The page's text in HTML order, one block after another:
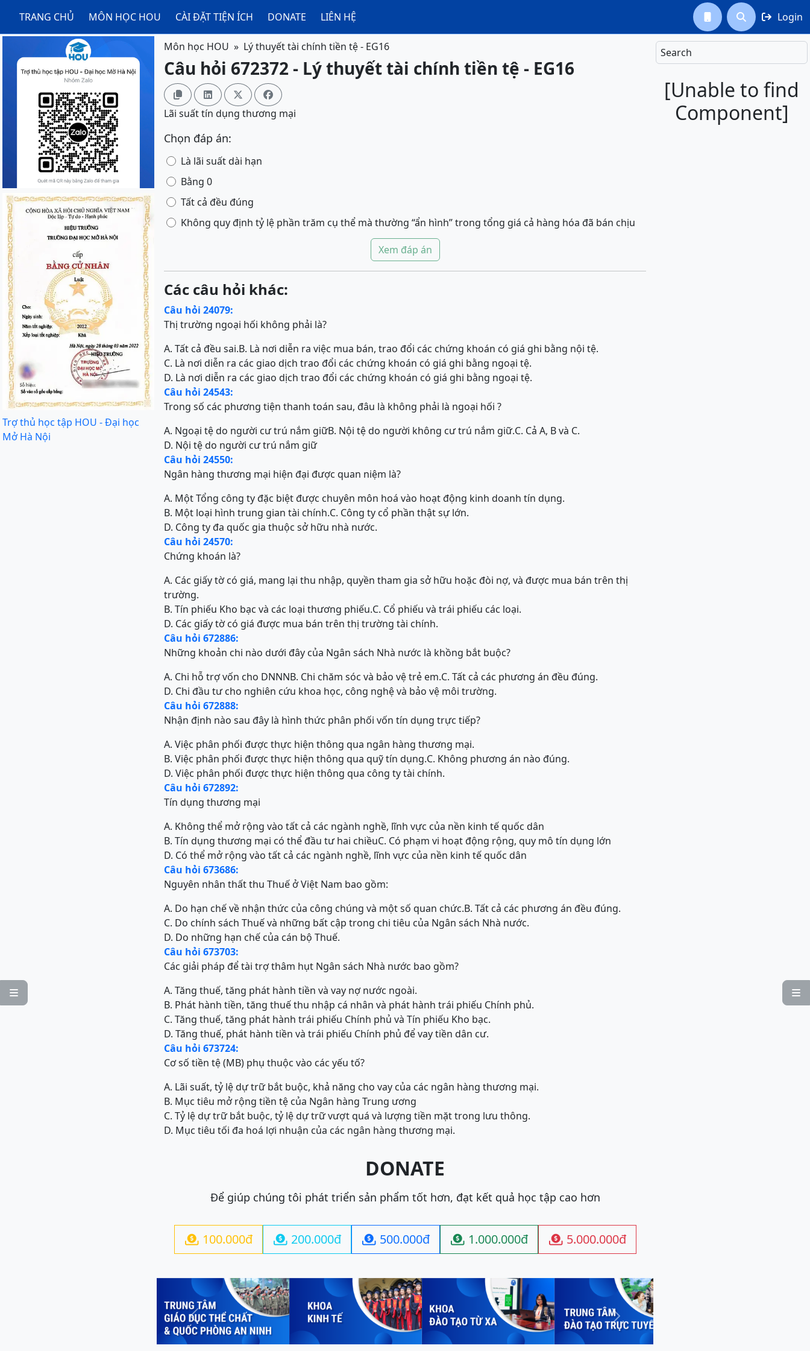
TRANG CHỦ MÔN HỌC HOU CÀI ĐẶT TIỆN ÍCH DONATE LIÊN HỆ   Login

Search
[Unable to find
Component]

Trợ thủ học tập HOU - Đại học
Mở Hà Nội
Môn học HOU Lý thuyết tài chính tiền tệ - EG16
Câu hỏi 672372 - Lý thuyết tài chính tiền tệ - EG16
   
Lãi suất tín dụng thương mại
Chọn đáp án:
Là lãi suất dài hạn
Bằng 0
Tất cả đều đúng
Không quy định tỷ lệ phần trăm cụ thể mà thường “ẩn hình” trong tổng giá cả hàng hóa đã bán chịu
Xem đáp án
Các câu hỏi khác:
Câu hỏi 24079:
Thị trường ngoại hối không phải là?
A. Tất cả đều sai.B. Là nơi diễn ra việc mua bán, trao đổi các chứng khoán có giá ghi bằng nội tệ.
C. Là nơi diễn ra các giao dịch trao đổi các chứng khoán có giá ghi bằng ngoại tệ.
D. Là nơi diễn ra các giao dịch trao đổi các chứng khoán có giá ghi bằng ngoại tệ.
Câu hỏi 24543:
Trong số các phương tiện thanh toán sau, đâu là không phải là ngoại hối ?
A. Ngoại tệ do người cư trú nắm giữB. Nội tệ do người không cư trú nắm giữ.C. Cả A, B và C.
D. Nội tệ do người cư trú nắm giữ
Câu hỏi 24550:
Ngân hàng thương mại hiện đại được quan niệm là?
A. Một Tổng công ty đặc biệt được chuyên môn hoá vào hoạt động kinh doanh tín dụng.
B. Một loại hình trung gian tài chính.C. Công ty cổ phần thật sự lớn.
D. Công ty đa quốc gia thuộc sở hữu nhà nước.
Câu hỏi 24570:
Chứng khoán là?
A. Các giấy tờ có giá, mang lại thu nhập, quyền tham gia sở hữu hoặc đòi nợ, và được mua bán trên thị
trường.
B. Tín phiếu Kho bạc và các loại thương phiếu.C. Cổ phiếu và trái phiếu các loại.
D. Các giấy tờ có giá được mua bán trên thị trường tài chính.
Câu hỏi 672886:
Những khoản chi nào dưới đây của Ngân sách Nhà nước là khồng bắt buộc?
A. Chi hỗ trợ vốn cho DNNNB. Chi chăm sóc và bảo vệ trẻ em.C. Tất cả các phương án đều đúng.
D. Chi đầu tư cho nghiên cứu khoa học, công nghệ và bảo vệ môi trường.
Câu hỏi 672888:
Nhận định nào sau đây là hình thức phân phối vốn tín dụng trực tiếp?
A. Việc phân phối được thực hiện thông qua ngân hàng thương mại.
B. Việc phân phối được thực hiện thông qua quỹ tín dụng.C. Không phương án nào đúng.
D. Việc phân phối được thực hiện thông qua công ty tài chính.
Câu hỏi 672892:
Tín dụng thương mại
A. Không thể mở rộng vào tất cả các ngành nghề, lĩnh vực của nền kinh tế quốc dân
B. Tín dụng thương mại có thể đầu tư hai chiềuC. Có phạm vi hoạt động rộng, quy mô tín dụng lớn
D. Có thể mở rộng vào tất cả các ngành nghề, lĩnh vực của nền kinh tế quốc dân
Câu hỏi 673686:
Nguyên nhân thất thu Thuế ở Việt Nam bao gồm:
A. Do hạn chế về nhận thức của công chúng và một số quan chức.B. Tất cả các phương án đều đúng.
C. Do chính sách Thuế và những bất cập trong chi tiêu của Ngân sách Nhà nước.
D. Do những hạn chế của cán bộ Thuế.
Câu hỏi 673703:
Các giải pháp để tài trợ thâm hụt Ngân sách Nhà nước bao gồm?
A. Tăng thuế, tăng phát hành tiền và vay nợ nước ngoài.
B. Phát hành tiền, tăng thuế thu nhập cá nhân và phát hành trái phiếu Chính phủ.
C. Tăng thuế, tăng phát hành trái phiếu Chính phủ và Tín phiếu Kho bạc.
D. Tăng thuế, phát hành tiền và trái phiếu Chính phủ để vay tiền dân cư.
Câu hỏi 673724:
Cơ số tiền tệ (MB) phụ thuộc vào các yếu tố?
A. Lãi suất, tỷ lệ dự trữ bắt buộc, khả năng cho vay của các ngân hàng thương mại.
B. Mục tiêu mở rộng tiền tệ của Ngân hàng Trung ương
C. Tỷ lệ dự trữ bắt buộc, tỷ lệ dự trữ vượt quá và lượng tiền mặt trong lưu thông.
D. Mục tiêu tối đa hoá lợi nhuận của các ngân hàng thương mại.
DONATE
Để giúp chúng tôi phát triển sản phẩm tốt hơn, đạt kết quả học tập cao hơn
 100.000đ  200.000đ  500.000đ  1.000.000đ  5.000.000đ
Previous Next